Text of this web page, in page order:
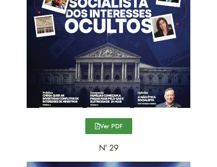
Ver PDF
Nº 29